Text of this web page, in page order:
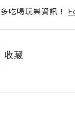
吃喝玩樂資訊！
收藏